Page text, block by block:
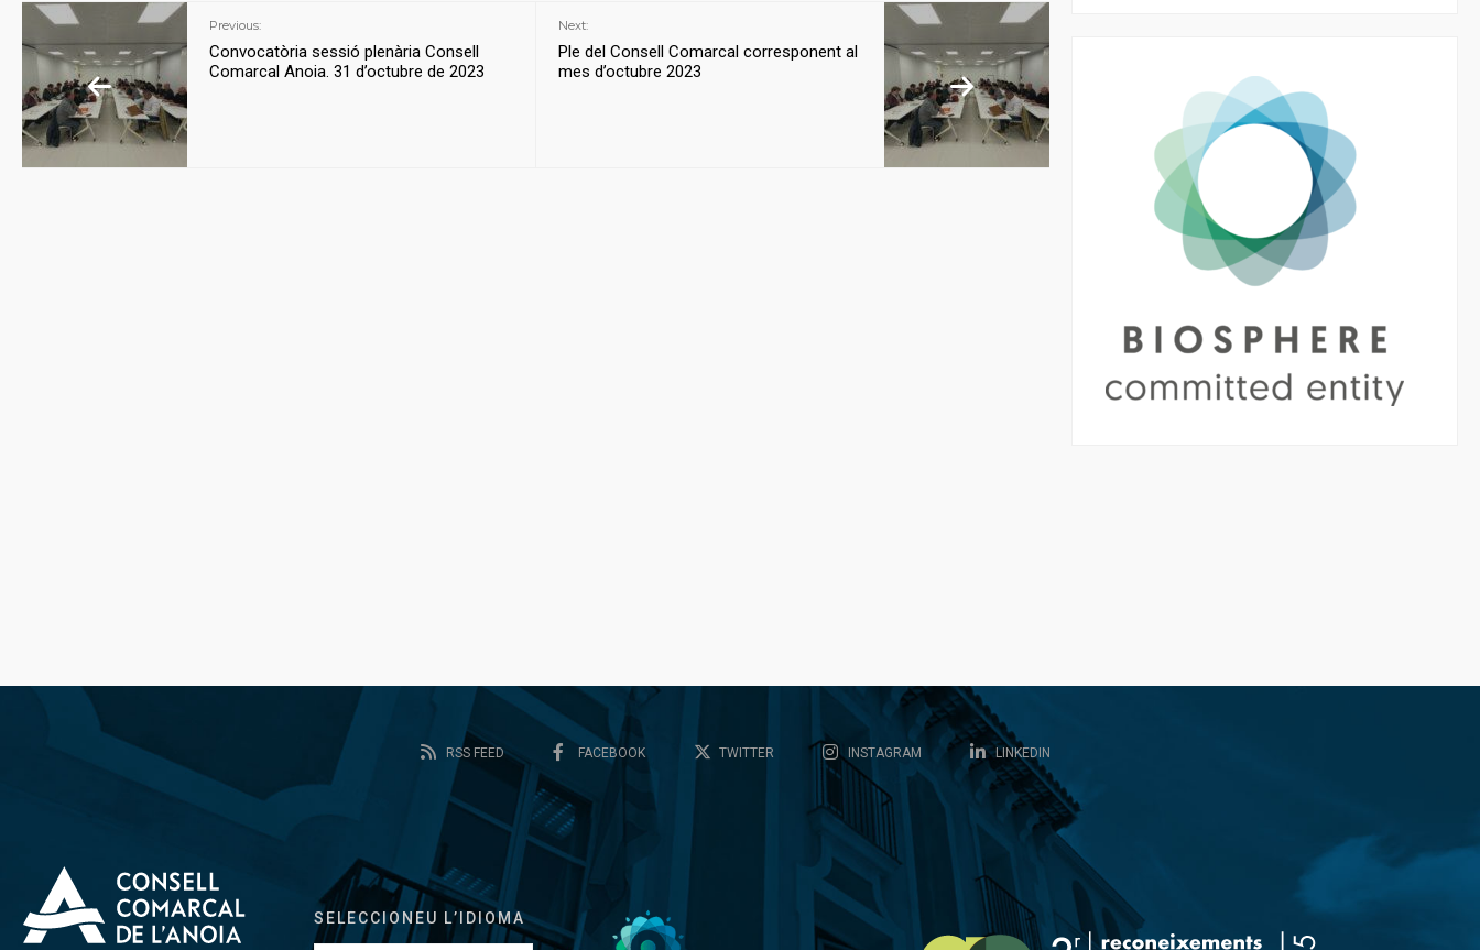
Previous:
Convocatòria sessió plenària Consell
Comarcal Anoia. 31 d’octubre de 2023
Next:
Ple del Consell Comarcal corresponent al
mes d’octubre 2023
RSS FEED FACEBOOK TWITTER INSTAGRAM LINKEDIN
SELECCIONEU L’IDIOMA